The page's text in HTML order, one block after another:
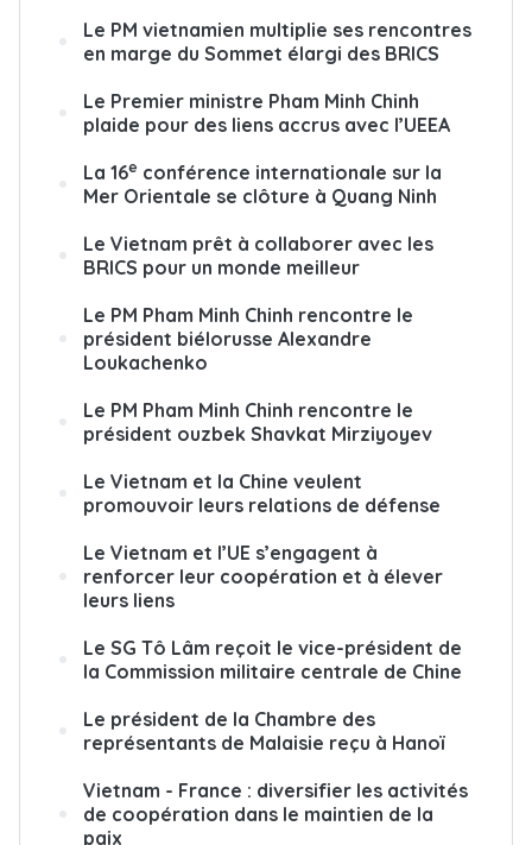
Le PM vietnamien multiplie ses rencontres
en marge du Sommet élargi des BRICS
Le Premier ministre Pham Minh Chinh
plaide pour des liens accrus avec l’UEEA
La 16e conférence internationale sur la
Mer Orientale se clôture à Quang Ninh
Le Vietnam prêt à collaborer avec les
BRICS pour un monde meilleur
Le PM Pham Minh Chinh rencontre le
président biélorusse Alexandre
Loukachenko
Le PM Pham Minh Chinh rencontre le
président ouzbek Shavkat Mirziyoyev
Le Vietnam et la Chine veulent
promouvoir leurs relations de défense
Le Vietnam et l’UE s’engagent à
renforcer leur coopération et à élever
leurs liens
Le SG Tô Lâm reçoit le vice-président de
la Commission militaire centrale de Chine
Le président de la Chambre des
représentants de Malaisie reçu à Hanoï
Vietnam - France : diversifier les activités
de coopération dans le maintien de la
paix